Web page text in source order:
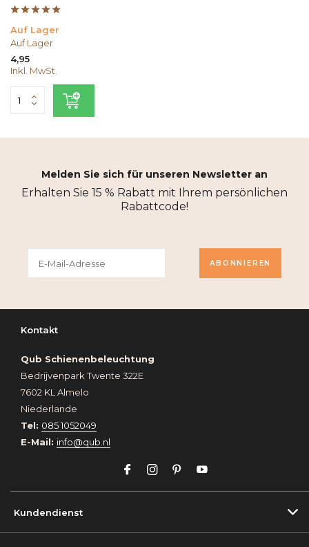
Auf Lager
Auf Lager
4,95
Inkl. MwSt.
Melden Sie sich für unseren Newsletter an
Erhalten Sie 15 % Rabatt mit Ihrem persönlichen
Rabattcode!
ABONNIEREN
Kontakt
Qub Schienenbeleuchtung
Bedrijvenpark Twente 322E
7602 KL Almelo
Niederlande
Tel: 085 1052049
E-Mail: info@qub.nl
Kundendienst